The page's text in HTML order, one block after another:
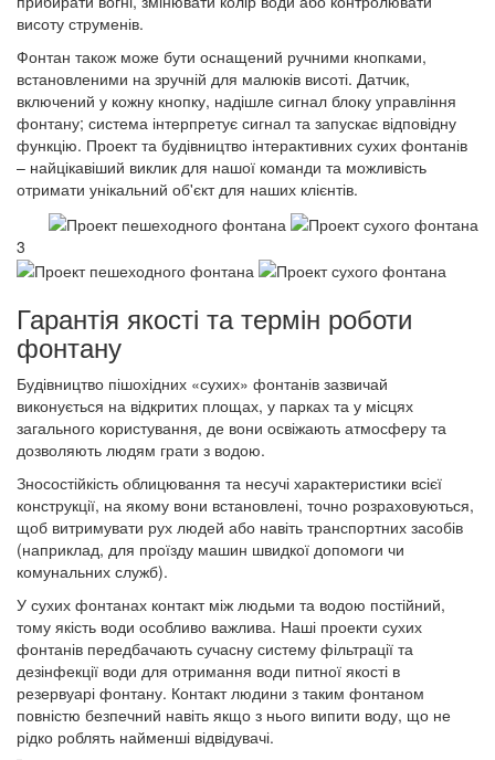
висоту струменів.
Фонтан також може бути оснащений ручними кнопками,
встановленими на зручній для малюків висоті. Датчик,
включений у кожну кнопку, надішле сигнал блоку управління
фонтану; система інтерпретує сигнал та запускає відповідну
функцію. Проект та будівництво інтерактивних сухих фонтанів
– найцікавіший виклик для нашої команди та можливість
отримати унікальний об'єкт для наших клієнтів.
3
Гарантія якості та термін роботи
фонтану
Будівництво пішохідних «сухих» фонтанів зазвичай
виконується на відкритих площах, у парках та у місцях
загального користування, де вони освіжають атмосферу та
дозволяють людям грати з водою.
Зносостійкість облицювання та несучі характеристики всієї
конструкції, на якому вони встановлені, точно розраховуються,
щоб витримувати рух людей або навіть транспортних засобів
(наприклад, для проїзду машин швидкої допомоги чи
комунальних служб).
У сухих фонтанах контакт між людьми та водою постійний,
тому якість води особливо важлива. Наші проекти сухих
фонтанів передбачають сучасну систему фільтрації та
дезінфекції води для отримання води питної якості в
резервуарі фонтану. Контакт людини з таким фонтаном
повністю безпечний навіть якщо з нього випити воду, що не
рідко роблять найменші відвідувачі.